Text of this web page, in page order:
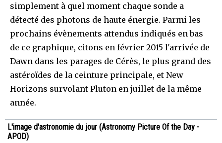
simplement à quel moment chaque sonde a
détecté des photons de haute énergie. Parmi les
prochains évènements attendus indiqués en bas
de ce graphique, citons en février 2015 l'arrivée de
Dawn dans les parages de Cérès, le plus grand des
astéroïdes de la ceinture principale, et New
Horizons survolant Pluton en juillet de la même
année.
L'image d'astronomie du jour (Astronomy Picture Of the Day -
APOD)